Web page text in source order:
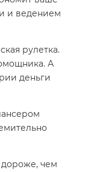
и ведением
рулетка.
А
деньги
дороже, чем